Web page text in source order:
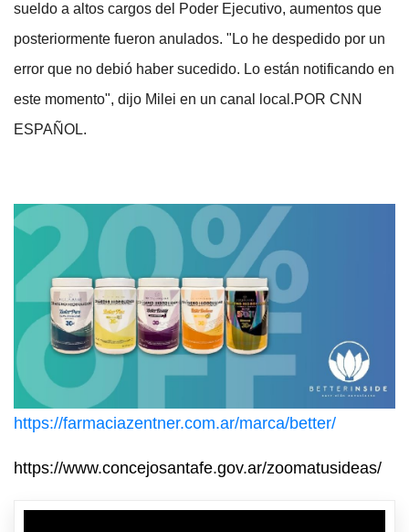
sueldo a altos cargos del Poder Ejecutivo, aumentos que
posteriormente fueron anulados. "Lo he despedido por un
error que no debió haber sucedido. Lo están notificando en
este momento", dijo Milei en un canal local.POR CNN
ESPAÑOL.
https://farmaciazentner.com.ar/marca/better/
https://www.concejosantafe.gov.ar/zoomatusideas/